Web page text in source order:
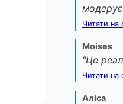
Читати на
Moises
"Це
Читати на
Аліса